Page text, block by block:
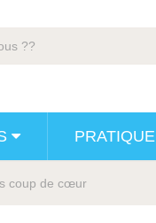
PRATIQUE
coup de cœur